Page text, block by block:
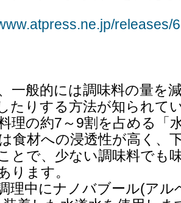
releases/
一般的には調味料の量を
たりする方法が知られて
理の約7～9割を占める「
食材への浸透性が高く、
とで、少ない調味料でも
ります。
理中にナノバブール(アル